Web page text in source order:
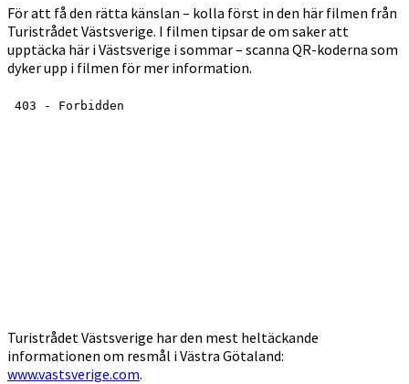
För att få den rätta känslan – kolla först in den här filmen från
Turistrådet Västsverige. I filmen tipsar de om saker att
upptäcka här i Västsverige i sommar – scanna QR-koderna som
dyker upp i filmen för mer information.
Turistrådet Västsverige har den mest heltäckande
informationen om resmål i Västra Götaland:
www.vastsverige.com.